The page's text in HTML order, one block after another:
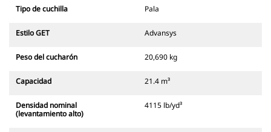
Tipo de cuchilla Pala
Estilo GET Advansys
Peso del cucharón 20,690 kg
Capacidad 21.4 m³
Densidad nominal
(levantamiento alto)
4115 lb/yd³